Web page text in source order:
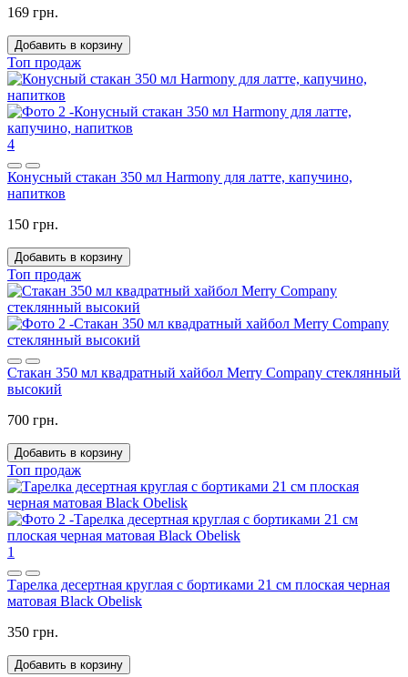
169 грн.
Добавить в корзину
Топ продаж
4
Конусный стакан 350 мл Harmony для латте, капучино,
напитков
150 грн.
Добавить в корзину
Топ продаж
Стакан 350 мл квадратный хайбол Merry Company стеклянный
высокий
700 грн.
Добавить в корзину
Топ продаж
1
Тарелка десертная круглая с бортиками 21 см плоская черная
матовая Black Obelisk
350 грн.
Добавить в корзину